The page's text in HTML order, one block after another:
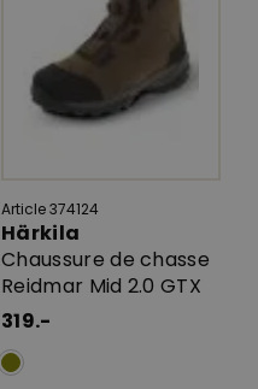
Article 374124
Härkila
Chaussure de chasse
Reidmar Mid 2.0 GTX
319.-